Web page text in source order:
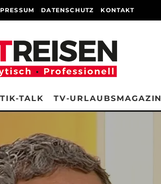
DATENSCHUTZ KONTAKT
TALK TV-URLAUBSMAGAZIN